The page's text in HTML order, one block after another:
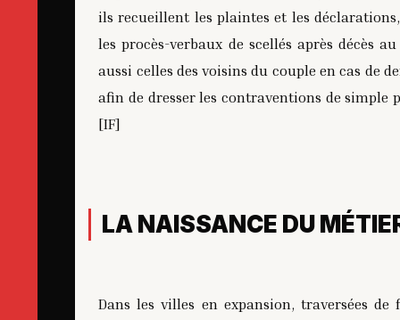
ils recueillent les plaintes et les
les procès-verbaux de scellés après décès
aussi celles des voisins du couple en cas de
afin de dresser les contraventions de simple
[IF]
LA NAISSANCE DU
Dans les villes en expansion, traversées